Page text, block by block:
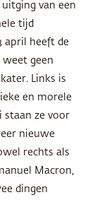
van een
tijd
april heeft de
weet geen
Links is
en morele
staan ze voor
nieuwe
rechts als
Macron,
dingen